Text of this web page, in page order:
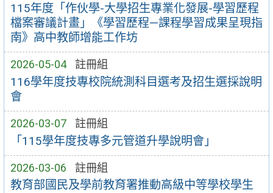
115年度「作伙學-大學招生專業化發展-學習歷程
檔案審議計畫」《學習歷程—課程學習成果呈現指
南》高中教師增能工作坊
2026-05-04 註冊組
116學年度技專校院統測科目選考及招生選採說明
會
2026-03-07 註冊組
「115學年度技專多元管道升學說明會」
2026-03-06 註冊組
教育部國民及學前教育署推動高級中等學校學生